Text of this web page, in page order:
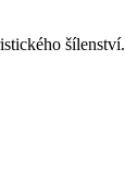
šílenství.